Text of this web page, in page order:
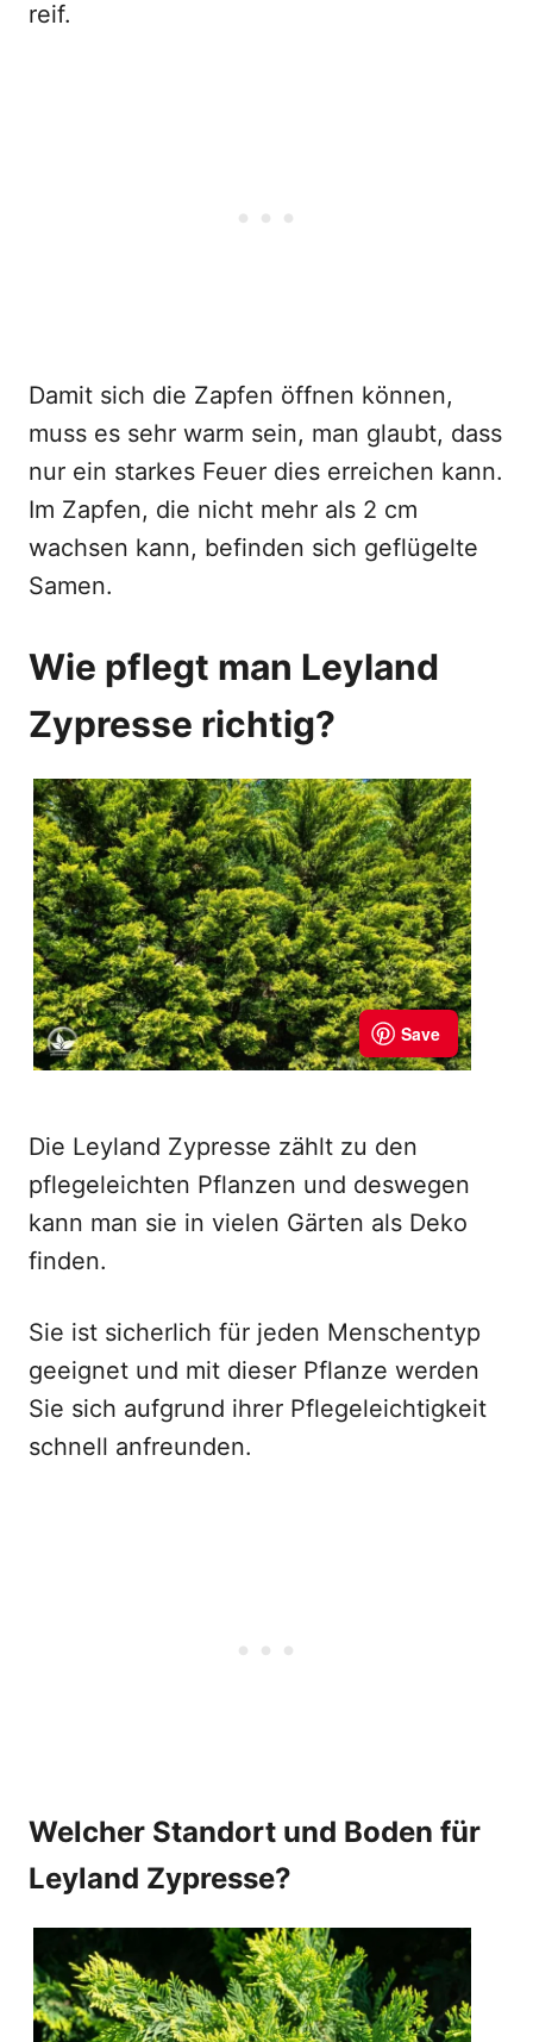
reif.
Damit sich die Zapfen öffnen können,
muss es sehr warm sein, man glaubt, dass
nur ein starkes Feuer dies erreichen kann.
Im Zapfen, die nicht mehr als 2 cm
wachsen kann, befinden sich geflügelte
Samen.
Wie pflegt man Leyland
Zypresse richtig?
Die Leyland Zypresse zählt zu den
pflegeleichten Pflanzen und deswegen
kann man sie in vielen Gärten als Deko
finden.
Sie ist sicherlich für jeden Menschentyp
geeignet und mit dieser Pflanze werden
Sie sich aufgrund ihrer Pflegeleichtigkeit
schnell anfreunden.
Welcher Standort und Boden für
Leyland Zypresse?